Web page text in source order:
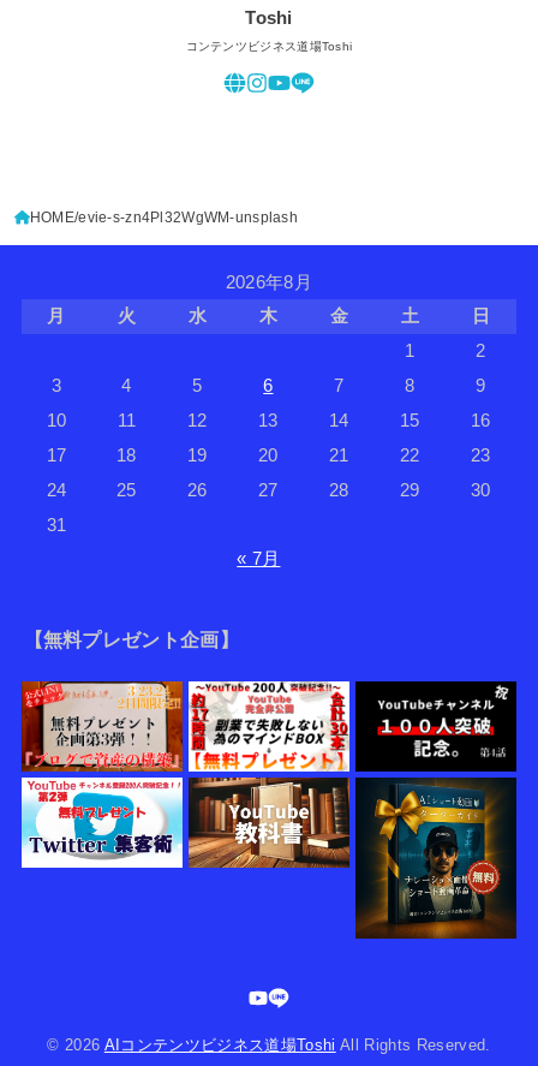
Toshi
コンテンツビジネス道場Toshi
HOME evie-s-zn4Pl32WgWM-unsplash
2026年8月
月
火 水 木 金 土
日
1
2
3
4 5 6 7 8
9
10
11 12 13 14 15
16
17
18 19 20 21 22
23
24
25 26 27 28 29
30
31
« 7月
【無料プレゼント企画】
© 2026 AIコンテンツビジネス道場Toshi All Rights Reserved.